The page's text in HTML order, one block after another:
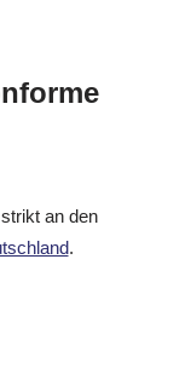
an den
.